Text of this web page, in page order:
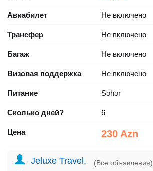
Авиабилет Не включено
Трансфер Не включено
Багаж Не включено
Визовая поддержка Не включено
Питание Səhər
Сколько дней? 6
Цена 230 Azn
Jeluxe Travel. (Все объявления)